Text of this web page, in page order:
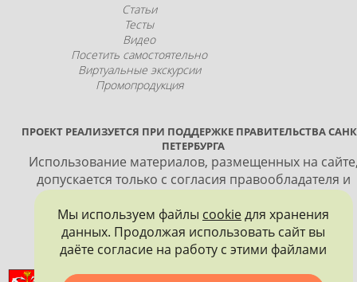
Статьи
Тесты
Видео
Посетить самостоятельно
Виртуальные экскурсии
Промопродукция
ПРОЕКТ РЕАЛИЗУЕТСЯ ПРИ ПОДДЕРЖКЕ ПРАВИТЕЛЬСТВА
ПЕТЕРБУРГА
Использование материалов, размещенных на
допускается только с согласия правообладателя и
обязательной ссылкой на источник информации.
ПРАВИТЕЛЬСТВО САНКТ-ПЕТЕРБУРГА
Мы используем файлы cookieдля хранения
данных. Продолжая использовать сайт вы
даёте согласие на работу с этими файлами